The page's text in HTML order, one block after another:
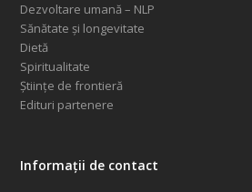
Dezvoltare umană – NLP
Sănătate și longevitate
Dietă
Spiritualitate
Științe de frontieră
Edituri partenere
Informații de contact